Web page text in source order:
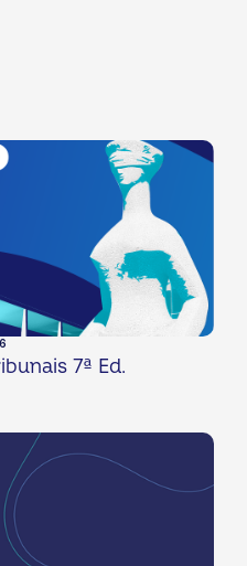
7ª Ed.